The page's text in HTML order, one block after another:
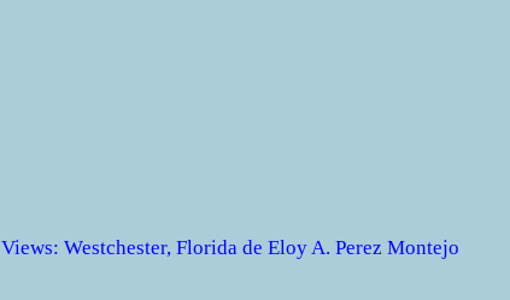
Views: Westchester, Florida de Eloy A. Perez Montejo